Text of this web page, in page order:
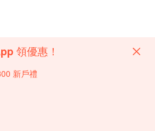
領優惠！
新戶禮